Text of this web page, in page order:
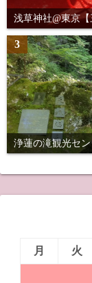
浅草神社@東京【
3
浄蓮の滝観光セン
月
火